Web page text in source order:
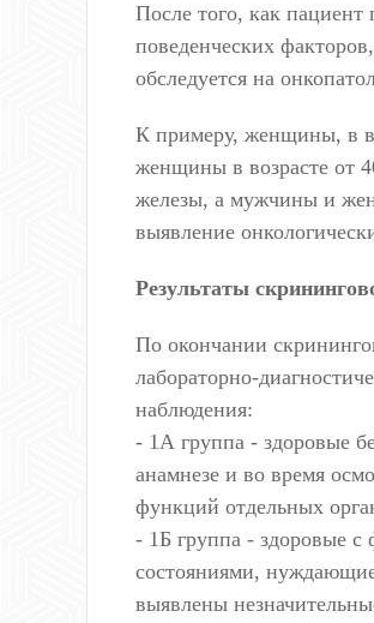
После того, как
поведенческих
обследуется на
К примеру, женщины, в
женщины в возрасте от
железы, а мужчины и
выявление
Результаты
По окончании
лабораторно-
наблюдения:
- 1А группа - здоровые
анамнезе и во время
функций отдельных
- 1Б группа - здоровые
состояниями,
выявлены